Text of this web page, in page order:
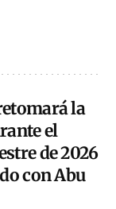
la
el
de 2026
con Abu